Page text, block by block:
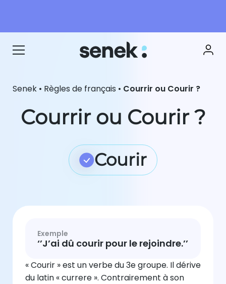
Senek • Règles de français • Courrir ou Courir ?
Courrir ou Courir ?
Courir
Exemple
‘’J’ai dû courir pour le rejoindre.’’
« Courir » est un verbe du 3e groupe. Il dérive
du latin « currere ». Contrairement à son